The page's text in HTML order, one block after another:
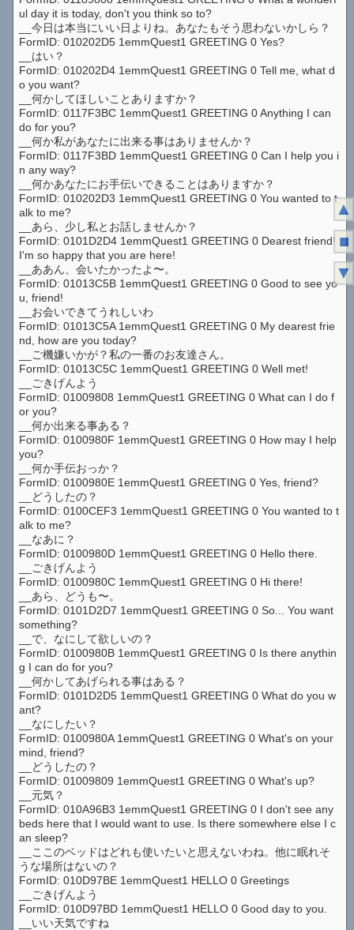
ul day it is today, don't you think so to?
__今日は本当にいい日よりね。あなたもそう思わないかしら？
FormID: 010202D5 1emmQuest1 GREETING 0 Yes?
__はい？
FormID: 010202D4 1emmQuest1 GREETING 0 Tell me, what d
o you want?
__何かしてほしいことありますか？
FormID: 0117F3BC 1emmQuest1 GREETING 0 Anything I can
do for you?
__何か私があなたに出来る事はありませんか？
FormID: 0117F3BD 1emmQuest1 GREETING 0 Can I help you i
n any way?
__何かあなたにお手伝いできることはありますか？
FormID: 010202D3 1emmQuest1 GREETING 0 You wanted to t
alk to me?
__あら、少し私とお話しませんか？
FormID: 0101D2D4 1emmQuest1 GREETING 0 Dearest friend!
I'm so happy that you are here!
__ああん、会いたかったよ〜。
FormID: 01013C5B 1emmQuest1 GREETING 0 Good to see yo
u, friend!
__お会いできてうれしいわ
FormID: 01013C5A 1emmQuest1 GREETING 0 My dearest frie
nd, how are you today?
__ご機嫌いかが？私の一番のお友達さん。
FormID: 01013C5C 1emmQuest1 GREETING 0 Well met!
__ごきげんよう
FormID: 01009808 1emmQuest1 GREETING 0 What can I do f
or you?
__何か出来る事ある？
FormID: 0100980F 1emmQuest1 GREETING 0 How may I help
you?
__何か手伝おっか？
FormID: 0100980E 1emmQuest1 GREETING 0 Yes, friend?
__どうしたの？
FormID: 0100CEF3 1emmQuest1 GREETING 0 You wanted to t
alk to me?
__なあに？
FormID: 0100980D 1emmQuest1 GREETING 0 Hello there.
__ごきげんよう
FormID: 0100980C 1emmQuest1 GREETING 0 Hi there!
__あら、どうも〜。
FormID: 0101D2D7 1emmQuest1 GREETING 0 So... You want
something?
__で、なにして欲しいの？
FormID: 0100980B 1emmQuest1 GREETING 0 Is there anythin
g I can do for you?
__何かしてあげられる事はある？
FormID: 0101D2D5 1emmQuest1 GREETING 0 What do you w
ant?
__なにしたい？
FormID: 0100980A 1emmQuest1 GREETING 0 What's on your
mind, friend?
__どうしたの？
FormID: 01009809 1emmQuest1 GREETING 0 What's up?
__元気？
FormID: 010A96B3 1emmQuest1 GREETING 0 I don't see any
beds here that I would want to use. Is there somewhere else I c
an sleep?
__ここのベッドはどれも使いたいと思えないわね。他に眠れそ
うな場所はないの？
FormID: 010D97BE 1emmQuest1 HELLO 0 Greetings
__ごきげんよう
FormID: 010D97BD 1emmQuest1 HELLO 0 Good day to you.
__いい天気ですね
▲
■
▼